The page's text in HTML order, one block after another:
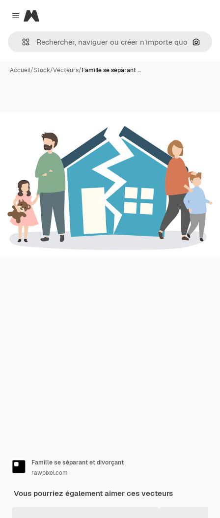
Close menu
Magnific
Accueil/Stock/Vecteurs/Famille se séparant …
Famille se séparant et divorçant
rawpixel.com
Vous pourriez également aimer ces vecteurs